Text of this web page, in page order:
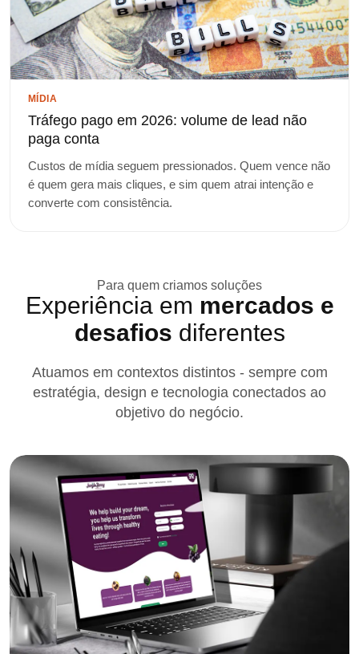
MÍDIA
Tráfego pago em 2026: volume de lead não
paga conta
Custos de mídia seguem pressionados. Quem vence não
é quem gera mais cliques, e sim quem atrai intenção e
converte com consistência.
Para quem criamos soluções
Experiência em mercados e
desafios diferentes
Atuamos em contextos distintos - sempre com
estratégia, design e tecnologia conectados ao
objetivo do negócio.